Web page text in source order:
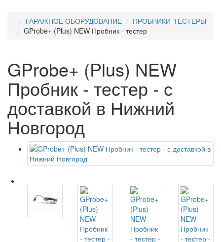
ГАРАЖНОЕ ОБОРУДОВАНИЕ
ПРОБНИКИ-ТЕСТЕРЫ
GProbe+ (Plus) NEW Пробник - тестер
GProbe+ (Plus) NEW
Пробник - тестер - с
доставкой в Нижний
Новгород